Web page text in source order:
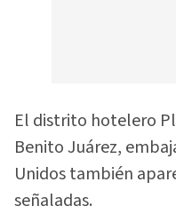
El distrito hotelero
Benito Juárez,
Unidos también
señaladas.